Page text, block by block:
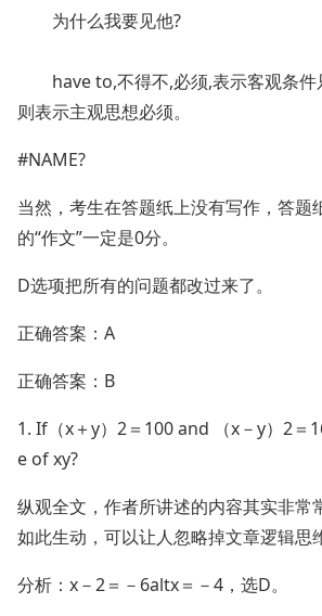
为什么我要见他?
have to,不得不,必须,表示客观条件
则表示主观思想必须。
#NAME?
当然，考生在答题纸上没有写作，答题
的“作文”一定是0分。
D选项把所有的问题都改过来了。
正确答案：A
正确答案：B
1. If（x＋y）2＝100 and （x－y）2＝
e of xy?
纵观全文，作者所讲述的内容其实非常
如此生动，可以让人忽略掉文章逻辑思
分析：x－2＝－6altx＝－4，选D。